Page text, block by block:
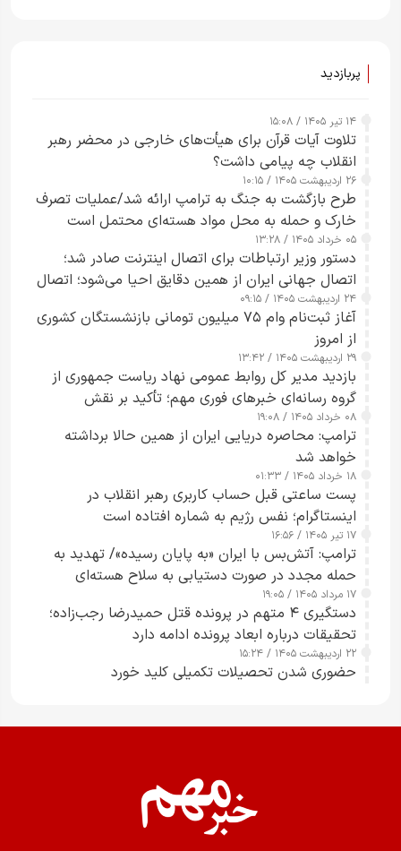
پربازدید
۱۴ تیر ۱۴۰۵ / ۱۵:۰۸
تلاوت آیات قرآن برای هیأت‌های خارجی در محضر رهبر
انقلاب چه پیامی داشت؟
۲۶ اردیبهشت ۱۴۰۵ / ۱۰:۱۵
طرح‌ بازگشت به جنگ به ترامپ ارائه شد/عملیات تصرف
خارک و حمله به محل مواد هسته‌ای محتمل است
۰۵ خرداد ۱۴۰۵ / ۱۳:۲۸
دستور وزیر ارتباطات برای اتصال اینترنت صادر شد؛
اتصال جهانی ایران از همین دقایق احیا می‌شود؛ اتصال
کامل مردم تا ۲۴ ساعت آینده
۲۴ اردیبهشت ۱۴۰۵ / ۰۹:۱۵
آغاز ثبت‌نام وام ۷۵ میلیون تومانی بازنشستگان کشوری
از امروز
۲۹ اردیبهشت ۱۴۰۵ / ۱۳:۴۲
بازدید مدیر کل روابط عمومی نهاد ریاست جمهوری از
گروه رسانه‌ای خبرهای فوری مهم؛ تأکید بر نقش
رسانه‌های هوشمند و مسئول در ارتقای آگاهی عمومی
۰۸ خرداد ۱۴۰۵ / ۱۹:۰۸
ترامپ: محاصره دریایی ایران از همین حالا برداشته
خواهد شد
۱۸ خرداد ۱۴۰۵ / ۰۱:۳۳
پست ساعتی قبل حساب کاربری رهبر انقلاب در
اینستاگرام؛ نفس رژیم به شماره افتاده است​
۱۷ تیر ۱۴۰۵ / ۱۶:۵۶
ترامپ: آتش‌بس با ایران «به پایان رسیده»/ تهدید به
حمله مجدد در صورت دستیابی به سلاح هسته‌ای
۱۷ مرداد ۱۴۰۵ / ۱۹:۰۵
دستگیری ۴ متهم در پرونده قتل حمیدرضا رجب‌زاده؛
تحقیقات درباره ابعاد پرونده ادامه دارد
۲۲ اردیبهشت ۱۴۰۵ / ۱۵:۲۴
حضوری شدن تحصیلات تکمیلی کلید خورد